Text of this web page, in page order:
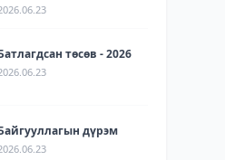
төсөв - 2026
дүрэм